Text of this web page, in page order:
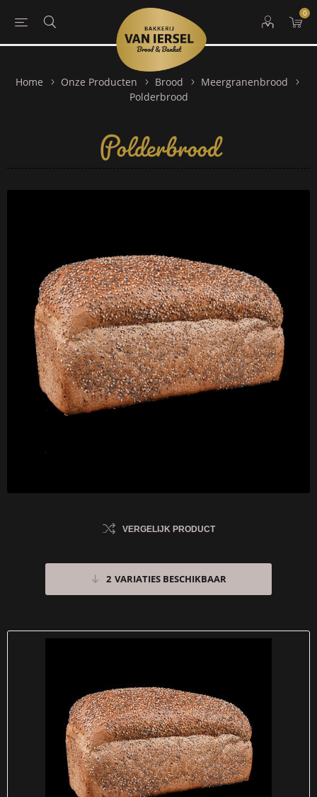
0
Home Onze Producten Brood
Meergranenbrood
Polderbrood
Polderbrood
VERGELIJK PRODUCT
2 VARIATIES BESCHIKBAAR